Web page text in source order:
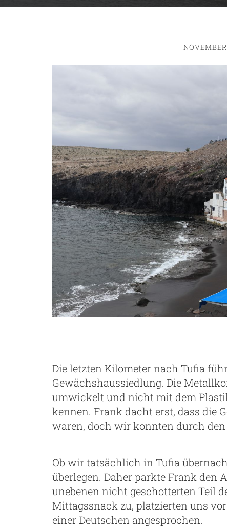
Die letzten Kilometer nach Tufia
Gewächshaussiedlung. Die
umwickelt und nicht mit dem
kennen. Frank dacht erst, dass die
waren, doch wir konnten durch
Ob wir tatsächlich in Tufia
überlegen. Daher parkte Frank den
unebenen nicht geschotterten Teil
Mittagssnack zu, platzierten uns
einer Deutschen angesprochen.